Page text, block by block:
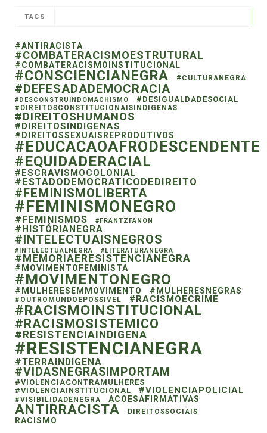
TAGS
#ANTIRACISTA
#COMBATERACISMOESTRUTURAL
#COMBATERACISMOINSTITUCIONAL
#CONSCIENCIANEGRA #CULTURANEGRA
#DEFESADADEMOCRACIA
#DESCONSTRUINDOMACHISMO #DESIGUALDADESOCIAL
#DIREITOSCONSTITUCIONAISINDIGENAS
#DIREITOSHUMANOS
#DIREITOSINDIGENAS
#DIREITOSSEXUAISREPRODUTIVOS
#EDUCACAOAFRODESCENDENTE
#EQUIDADERACIAL
#ESCRAVISMOCOLONIAL
#ESTADODEMOCRATICODEDIREITO
#FEMINISMOLIBERTA
#FEMINISMONEGRO
#FEMINISMOS #FRANTZFANON
#HISTÓRIANEGRA
#INTELECTUAISNEGROS
#INTELECTUALNEGRA #LITERATURANEGRA
#MEMORIAERESISTENCIANEGRA
#MOVIMENTOFEMINISTA
#MOVIMENTONEGRO
#MULHERESEMMOVIMENTO #MULHERESNEGRAS
#OUTROMUNDOEPOSSIVEL #RACISMOECRIME
#RACISMOINSTITUCIONAL
#RACISMOSISTEMICO
#RESISTENCIAINDIGENA
#RESISTENCIANEGRA
#TERRAINDIGENA
#VIDASNEGRASIMPORTAM
#VIOLENCIACONTRAMULHERES
#VIOLENCIAINSTITUCIONAL
#VIOLENCIAPOLICIAL
#VISIBILIDADENEGRA ACOESAFIRMATIVAS
ANTIRRACISTA DIREITOSSOCIAIS
RACISMO